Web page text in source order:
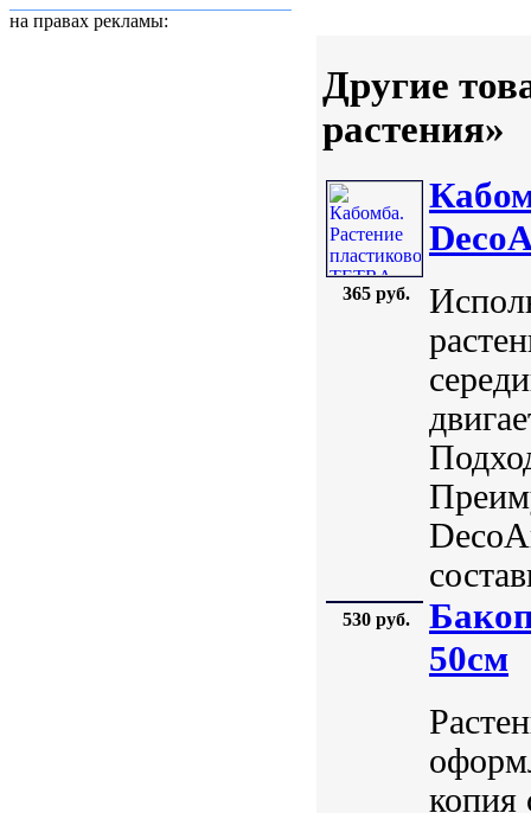
на правах рекламы:
Другие
растения»
365 руб.
530 руб.
50см
копия